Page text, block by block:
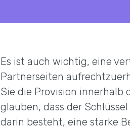
Es ist auch wichtig, eine
Partnerseiten
Sie die Provision innerhalb
glauben, dass der
darin besteht, eine starke